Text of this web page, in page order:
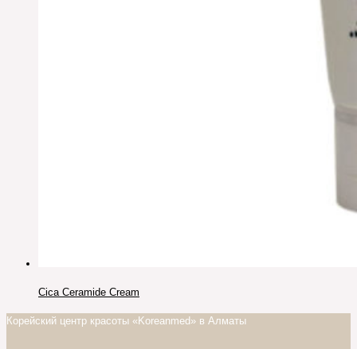
Cica Ceramide Cream
Корейский центр красоты «Koreanmed» в Алматы